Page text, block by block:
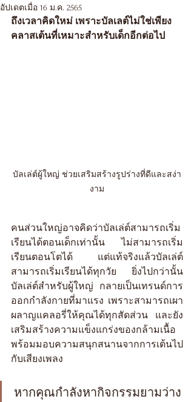
อัปเดตเมื่อ 16 ม.ค. 2565
ถึงเวลาคิดใหม่ เพราะบัลเลต์ไม่ใช่เพียง
คลาสเต้นที่เหมาะสำหรับเด็กอีกต่อไป
บัลเล่ต์ผู้ใหญ่ ช่วยเสริมสร้างรูปร่างที่ดีและสง่า
งาม
คนส่วนใหญ่อาจคิดว่าบัลเล่ต์สามารถเริ่ม
เรียนได้ตอนเด็กเท่านั้น ไม่สามารถเริ่ม
เรียนตอนโตได้ แต่แท้จริงแล้วบัลเล่ต์
สามารถเริ่มเรียนได้ทุกวัย ยิ่งไปกว่านั้น
บัลเล่ต์สำหรับผู้ใหญ่ กลายเป็นเทรนด์การ
ออกกำลังกายที่มาแรง เพราะสามารถเผา
ผลาญแคลอรี่ให้คุณได้ทุกสัดส่วน และยัง
เสริมสร้างความแข็งแกร่งของกล้ามเนื้อ
พร้อมมอบความสนุกสนานจากการเต้นไป
กับเสียงเพลง
หากคุณกำลังหากิจกรรมยามว่าง